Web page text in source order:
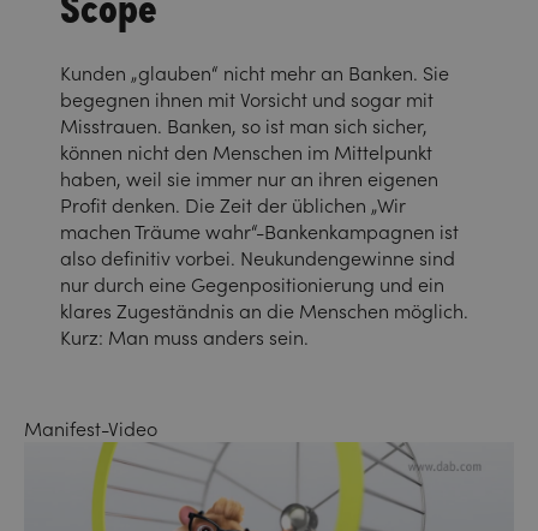
Kunden „glauben“ nicht mehr an Banken. Sie
begegnen ihnen mit Vorsicht und sogar mit
Misstrauen. Banken, so ist man sich sicher,
können nicht den Menschen im Mittelpunkt
haben, weil sie immer nur an ihren eigenen
Profit denken. Die Zeit der üblichen „Wir
machen Träume wahr“-Bankenkampagnen ist
also definitiv vorbei. Neukundengewinne sind
nur durch eine Gegenpositionierung und ein
klares Zugeständnis an die Menschen möglich.
Kurz: Man muss anders sein.
Manifest-Video